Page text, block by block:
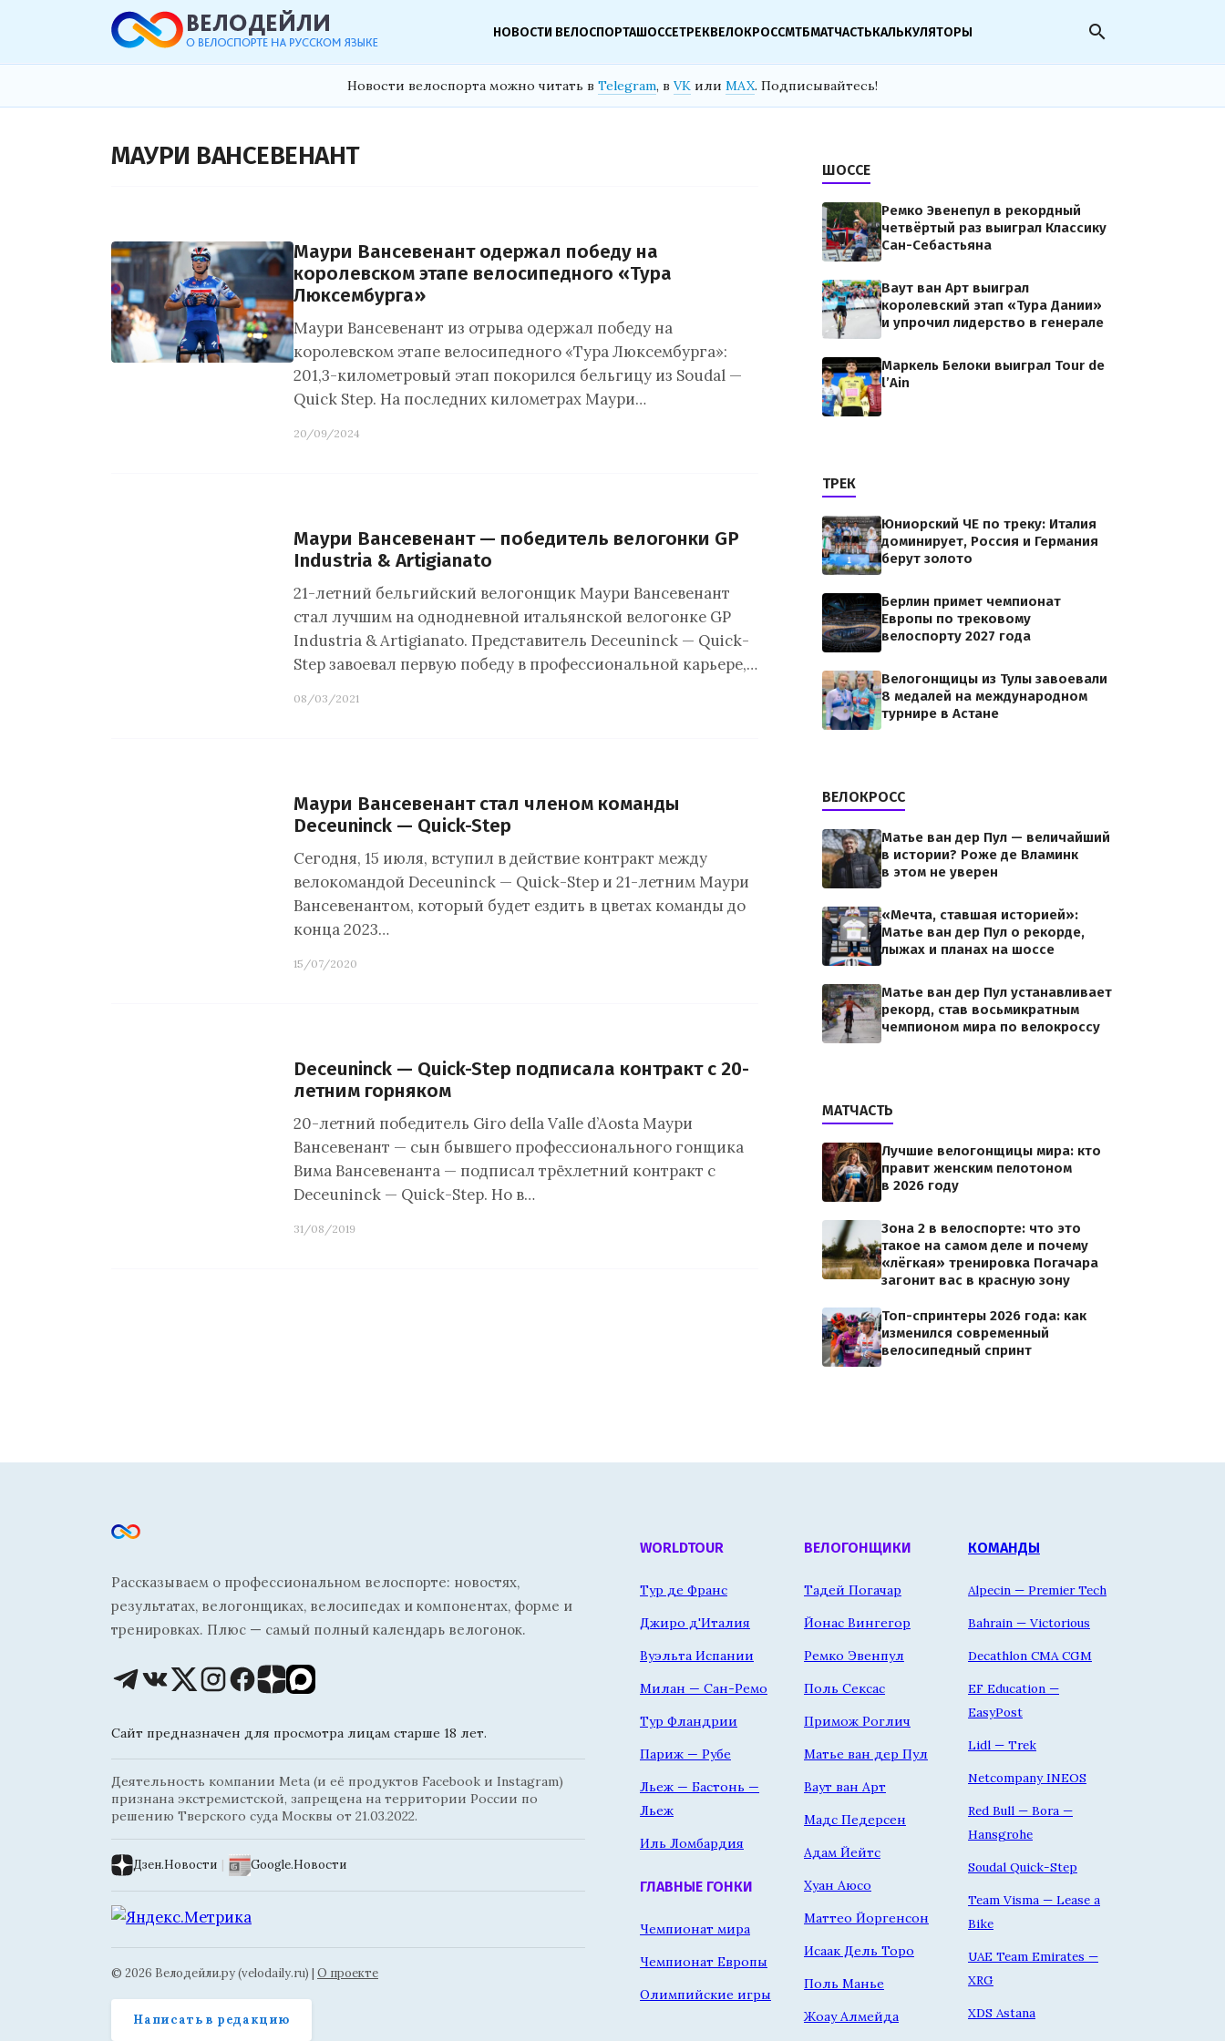
НОВОСТИ ВЕЛОСПОРТАШОССЕТРЕКВЕЛОКРОССМТБМАТЧАСТЬКАЛЬКУЛЯТОРЫ search
Новости велоспорта можно читать в Telegram, в VK или MAX. Подписывайтесь!
МАУРИ ВАНСЕВЕНАНТ
Маури Вансевенант одержал победу на
королевском этапе велосипедного «Тура
Люксембурга»
Маури Вансевенант из отрыва одержал победу на
королевском этапе велосипедного «Тура Люксембурга»:
201,3-километровый этап покорился бельгицу из Soudal —
Quick Step. На последних километрах Маури…
20/09/2024
Маури Вансевенант — победитель велогонки GP
Industria & Artigianato
21-летний бельгийский велогонщик Маури Вансевенант
стал лучшим на однодневной итальянской велогонке GP
Industria & Artigianato. Представитель Deceuninck — Quick-
Step завоевал первую победу в профессиональной карьере,…
08/03/2021
Маури Вансевенант стал членом команды
Deceuninck — Quick-Step
Сегодня, 15 июля, вступил в действие контракт между
велокомандой Deceuninck — Quick-Step и 21-летним Маури
Вансевенантом, который будет ездить в цветах команды до
конца 2023…
15/07/2020
Deceuninck — Quick-Step подписала контракт с 20-
летним горняком
20-летний победитель Giro della Valle d’Aosta Маури
Вансевенант — сын бывшего профессионального гонщика
Вима Вансевенанта — подписал трёхлетний контракт с
Deceuninck — Quick-Step. Но в…
31/08/2019
ШОССЕ
Ремко Эвенепул в рекордный
четвёртый раз выиграл Классику
Сан-Себастьяна
Ваут ван Арт выиграл
королевский этап «Тура Дании»
и упрочил лидерство в генерале
Маркель Белоки выиграл Tour de
l’Ain
ТРЕК
Юниорский ЧЕ по треку: Италия
доминирует, Россия и Германия
берут золото
Берлин примет чемпионат
Европы по трековому
велоспорту 2027 года
Велогонщицы из Тулы завоевали
8 медалей на международном
турнире в Астане
ВЕЛОКРОСС
Матье ван дер Пул — величайший
в истории? Роже де Вламинк
в этом не уверен
«Мечта, ставшая историей»:
Матье ван дер Пул о рекорде,
лыжах и планах на шоссе
Матье ван дер Пул устанавливает
рекорд, став восьмикратным
чемпионом мира по велокроссу
МАТЧАСТЬ
Лучшие велогонщицы мира: кто
правит женским пелотоном
в 2026 году
Зона 2 в велоспорте: что это
такое на самом деле и почему
«лёгкая» тренировка Погачара
загонит вас в красную зону
Топ-спринтеры 2026 года: как
изменился современный
велосипедный спринт
Рассказываем о профессиональном велоспорте: новостях,
результатах, велогонщиках, велосипедах и компонентах, форме и
тренировках. Плюс — самый полный календарь велогонок.
Сайт предназначен для просмотра лицам старше 18 лет.
Деятельность компании Meta (и её продуктов Facebook и Instagram)
признана экстремистской, запрещена на территории России по
решению Тверского суда Москвы от 21.03.2022.
Дзен.Новости | Google.Новости
© 2026 Велодейли.ру (velodaily.ru) | О проекте
Написать в редакцию
WORLDTOUR
Тур де Франс
Джиро д'Италия
Вуэльта Испании
Милан — Сан-Ремо
Тур Фландрии
Париж — Рубе
Льеж — Бастонь —
Льеж
Иль Ломбардия
ГЛАВНЫЕ ГОНКИ
Чемпионат мира
Чемпионат Европы
Олимпийские игры
ВЕЛОГОНЩИКИ
Тадей Погачар
Йонас Вингегор
Ремко Эвенпул
Поль Сексас
Примож Роглич
Матье ван дер Пул
Ваут ван Арт
Мадс Педерсен
Адам Йейтс
Хуан Аюсо
Маттео Йоргенсон
Исаак Дель Торо
Поль Манье
Жоау Алмейда
КОМАНДЫ
Alpecin — Premier Tech
Bahrain — Victorious
Decathlon CMA CGM
EF Education —
EasyPost
Lidl — Trek
Netcompany INEOS
Red Bull — Bora —
Hansgrohe
Soudal Quick-Step
Team Visma — Lease a
Bike
UAE Team Emirates —
XRG
XDS Astana